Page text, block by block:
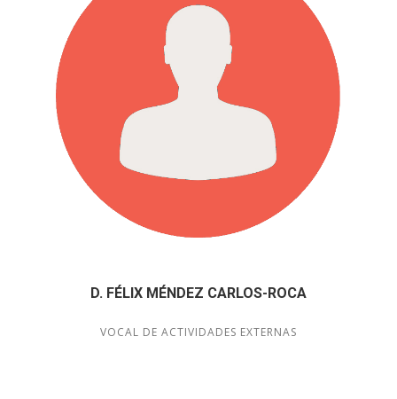
D. FÉLIX MÉNDEZ CARLOS-ROCA
VOCAL DE ACTIVIDADES EXTERNAS